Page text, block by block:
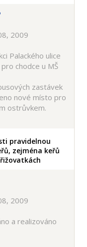
2009
Palackého ulice
chodce u MŠ
zastávek
nové místo pro
ostrůvkem.
pravidelnou
zejména keřů
2009
a realizováno